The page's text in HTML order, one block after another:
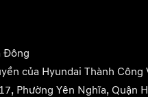
Đông
của Hyundai Thành Công
Phường Yên Nghĩa, Quận